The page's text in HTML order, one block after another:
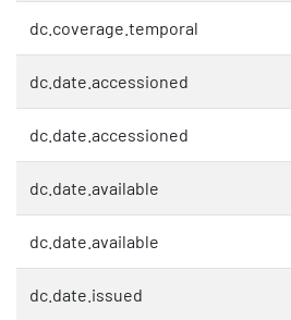
dc.coverage.temporal
dc.date.accessioned
dc.date.accessioned
dc.date.available
dc.date.available
dc.date.issued